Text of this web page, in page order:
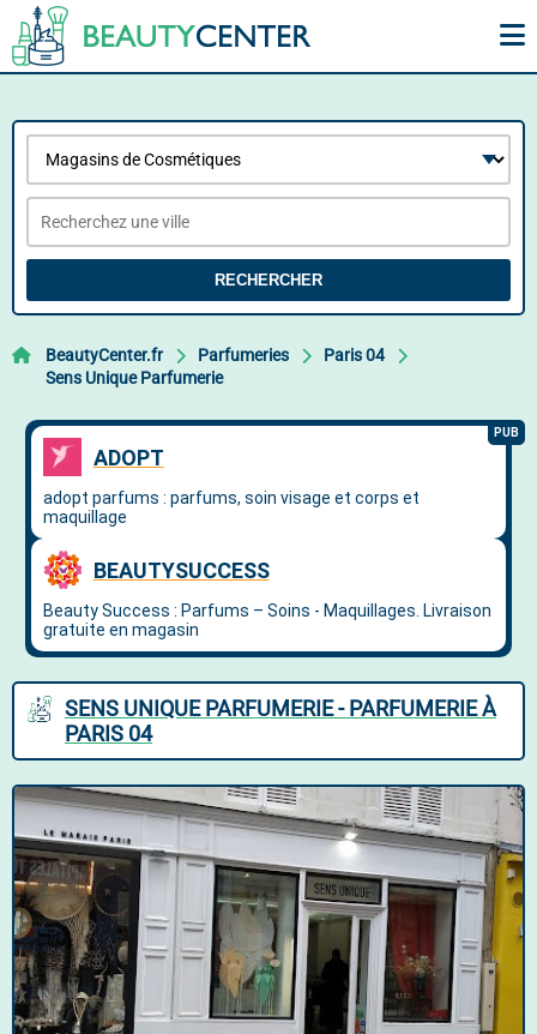
RECHERCHER
BeautyCenter.fr Parfumeries
Paris 04
Sens Unique Parfumerie
SENS UNIQUE PARFUMERIE - PARFUMERIE À
PARIS 04